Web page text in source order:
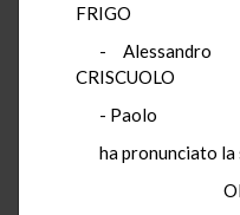
-
-
ha pronunciato la